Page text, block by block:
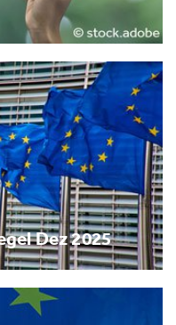
Dez 2025